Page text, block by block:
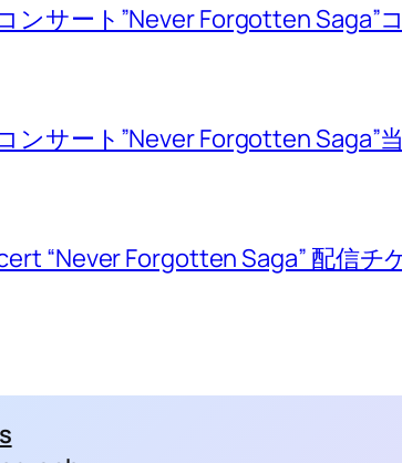
ンサート”Never Forgotten Saga”
ンサート”Never Forgotten Saga”
“Never Forgotten Saga” 配信チ